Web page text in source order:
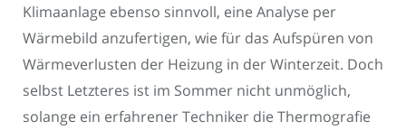
Klimaanlage ebenso sinnvoll, eine Analyse per
Wärmebild anzufertigen, wie für das Aufspüren von
Wärmeverlusten der Heizung in der Winterzeit. Doch
selbst Letzteres ist im Sommer nicht unmöglich,
solange ein erfahrener Techniker die Thermografie